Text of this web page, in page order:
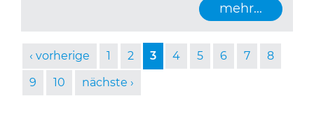
mehr...
vorherige 1 2 3 4 5 6 7
8
9
10 nächste